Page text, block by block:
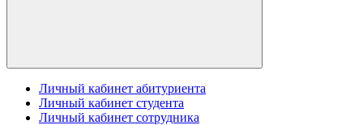
Личный кабинет абитуриента
Личный кабинет студента
Личный кабинет сотрудника